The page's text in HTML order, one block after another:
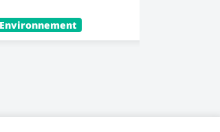
Environnement